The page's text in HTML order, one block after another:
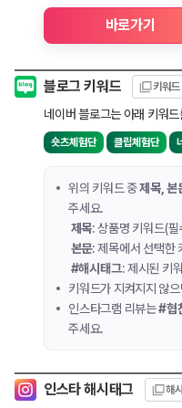
바로가기
블로그 키워드 키워
네이버 블로그는 아래 키워드
숏츠체험단 , 클립체험단 ,
위의 키워드 중제목, 본
주세요.
제목: 상품명 키워드(
본문: 제목에서 선택한
#해시태그: 제시된 키
키워드가 지켜지지 않
인스타그램 리뷰는#협
주세요.
인스타 해시태그 해